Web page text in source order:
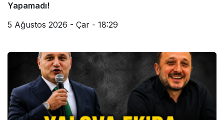
Yapamadı!
5 Ağustos 2026 - Çar - 18:29